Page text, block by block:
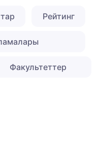
Рейтинг
Факультеттер